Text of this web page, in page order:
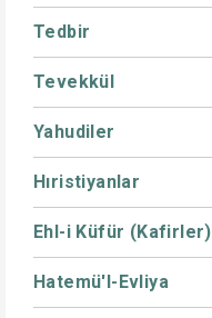
Tedbir
Tevekkül
Yahudiler
Hıristiyanlar
Ehl-i Küfür (Kafirler)
Hatemü'l-Evliya